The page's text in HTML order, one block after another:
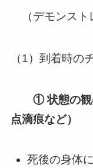
（デモンスト
（1）到着時の
①状態の
点滴痕など）
死後の身体